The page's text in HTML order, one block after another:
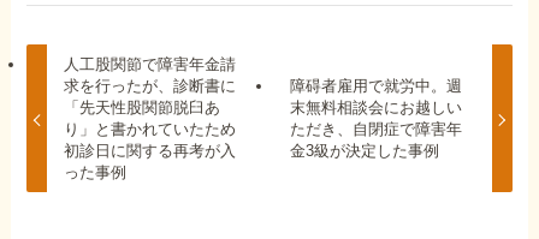
人工股関節で障害年金請
求を行ったが、診断書に
「先天性股関節脱臼あ
り」と書かれていたため
初診日に関する再考が入
った事例
障碍者雇用で就労中。週
末無料相談会にお越しい
ただき、自閉症で障害年
金3級が決定した事例